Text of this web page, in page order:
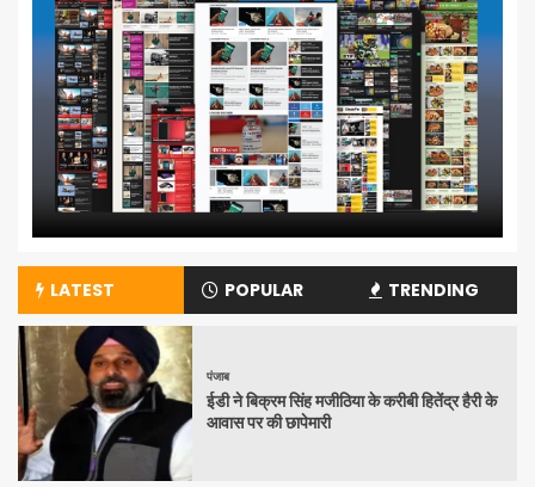
LATEST POPULAR TRENDING
पंजाब
ईडी ने बिक्रम सिंह मजीठिया के करीबी हितेंद्र हैरी के
आवास पर की छापेमारी